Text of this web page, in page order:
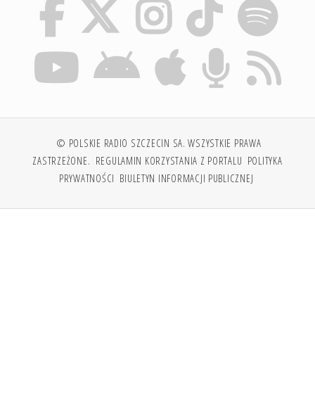
© POLSKIE RADIO SZCZECIN SA. WSZYSTKIE PRAWA
ZASTRZEŻONE. REGULAMIN KORZYSTANIA Z PORTALU POLITYKA
PRYWATNOŚCI BIULETYN INFORMACJI PUBLICZNEJ